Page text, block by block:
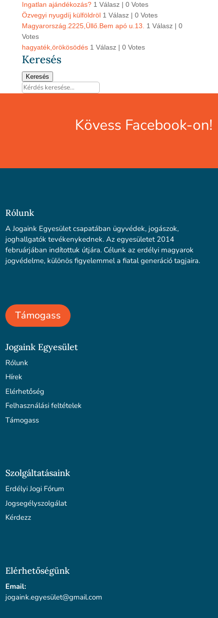
Ingatlan ajándékozás? 1 Válasz | 0 Votes
Özvegyi nyugdíj külföldröl 1 Válasz | 0 Votes
Magyarország.2225,Üllő.Bem apó u.13.
1 Válasz | 0
Votes
hagyaték,örökösödés 1 Válasz | 0 Votes
Keresés
Keresés
Kövess Facebook-on!
Rólunk
A Jogaink Egyesület csapatában ügyvédek, jogászok,
joghallgatók tevékenykednek. Az egyesületet 2014
februárjában indítottuk útjára. Célunk az erdélyi magyarok
jogvédelme, különös figyelemmel a fiatal generáció tagjaira.
Támogass
Jogaink Egyesület
Rólunk
Hírek
Elérhetőség
Felhasználási feltételek
Támogass
Szolgáltatásaink
Erdélyi Jogi Fórum
Jogsegélyszolgálat
Kérdezz
Elérhetőségünk
Email:
jogaink.egyesület@gmail.com